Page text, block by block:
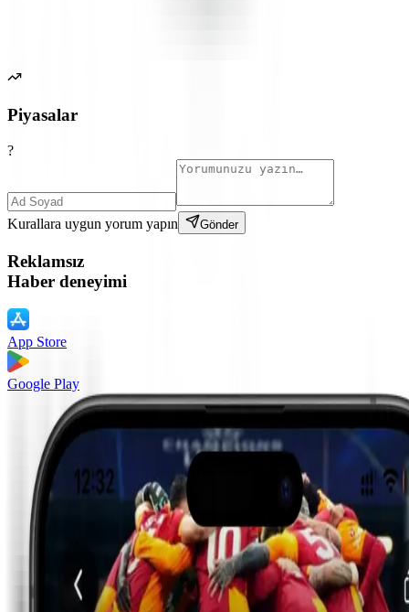
Piyasalar
?
Kurallara uygun yorum yapın Gönder
Reklamsız
Haber deneyimi
App Store
Google Play